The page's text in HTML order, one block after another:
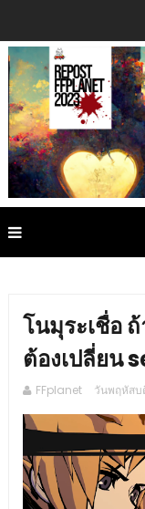
โนมุระเชื่อ
ต้องเปลี่ยน
FFplanet วันพฤหัสบ